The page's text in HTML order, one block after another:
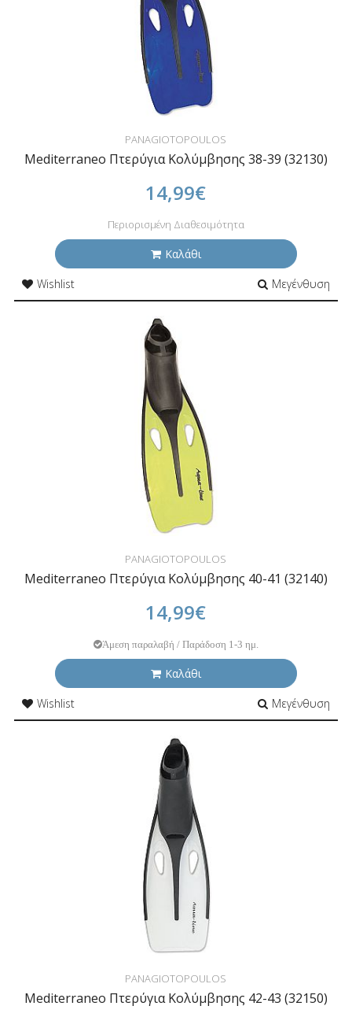
PANAGIOTOPOULOS
Mediterraneo Πτερύγια Κολύμβησης 38-39 (32130)
14,99€
Περιορισμένη Διαθεσιμότητα
Καλάθι
Wishlist
Μεγένθυση
PANAGIOTOPOULOS
Mediterraneo Πτερύγια Κολύμβησης 40-41 (32140)
14,99€
Άμεση παραλαβή / Παράδοση 1-3 ημ.
Καλάθι
Wishlist
Μεγένθυση
PANAGIOTOPOULOS
Mediterraneo Πτερύγια Κολύμβησης 42-43 (32150)